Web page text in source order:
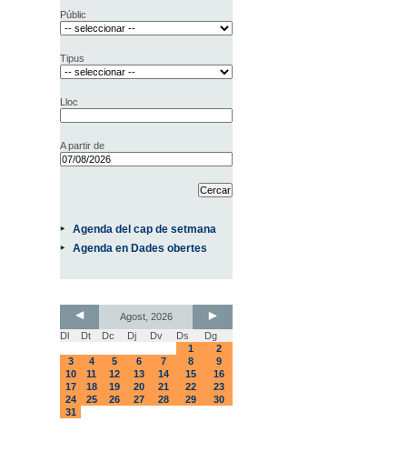
Públic
Tipus
Lloc
A partir de
Agenda del cap de setmana
Agenda en Dades obertes
Agost, 2026
Dl
Dt Dc Dj Dv Ds
Dg
1
2
3
4 5 6 7 8
9
10
11 12 13 14 15
16
17
18 19 20 21 22
23
24
25 26 27 28 29
30
31